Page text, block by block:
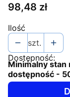
Cena
98,48 zł
Ilość
szt.
Dostępność:
Minimalny
dostępność -